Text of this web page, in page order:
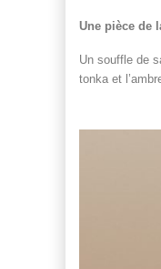
Une pièce de
Un souffle de
tonka et